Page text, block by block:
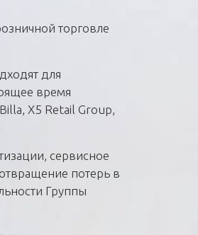
торговле
для
время
X5 Retail Group,
сервисное
потерь в
Группы